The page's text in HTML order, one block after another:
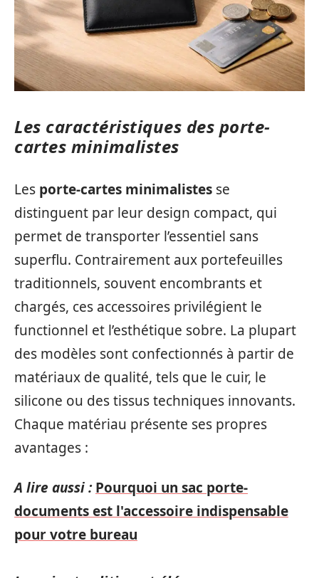
Les caractéristiques des porte-
cartes minimalistes
Les porte-cartes minimalistes se
distinguent par leur design compact, qui
permet de transporter l’essentiel sans
superflu. Contrairement aux portefeuilles
traditionnels, souvent encombrants et
chargés, ces accessoires privilégient le
functionnel et l’esthétique sobre. La plupart
des modèles sont confectionnés à partir de
matériaux de qualité, tels que le cuir, le
silicone ou des tissus techniques innovants.
Chaque matériau présente ses propres
avantages :
A lire aussi : Pourquoi un sac porte-
documents est l'accessoire indispensable
pour votre bureau